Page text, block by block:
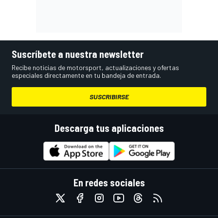
Suscríbete a nuestra newsletter
Recibe noticias de motorsport, actualizaciones y ofertas
especiales directamente en tu bandeja de entrada.
SUSCRIBIRSE
Descarga tus aplicaciones
En redes sociales